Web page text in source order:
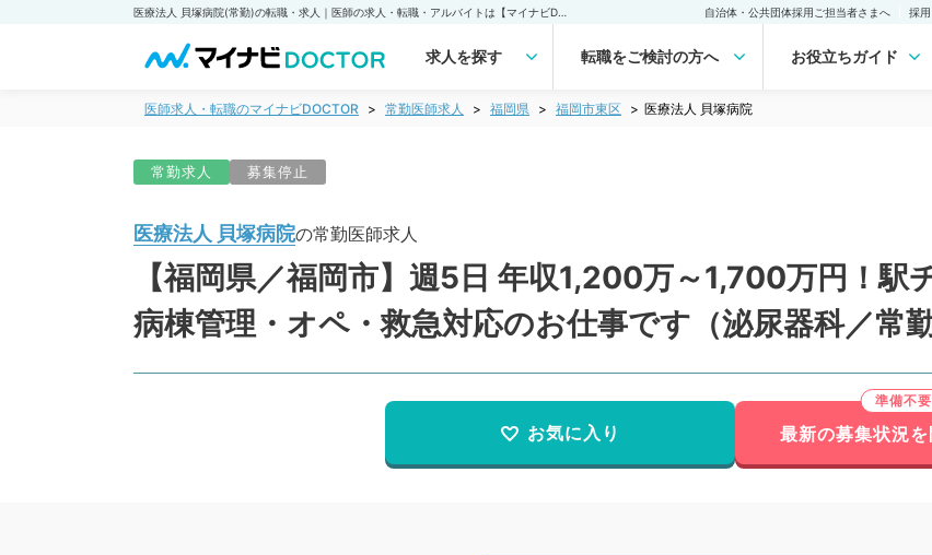
自治体・公共団体採用ご担当者さまへ 採
求人を探す 転職をご検討の方へ お役立ちガイド
医師求人・転職のマイナビDOCTOR 常勤医師求人 福岡県 福岡市東区 医療法人 貝塚病院
常勤求人 募集停止
医療法人 貝塚病院の常勤医師求人
【福岡県／福岡市】週5日 年収1,200万～1,700万円！駅
病棟管理・オペ・救急対応のお仕事です（泌尿器科／常勤
お気に入り 最新の募集状況